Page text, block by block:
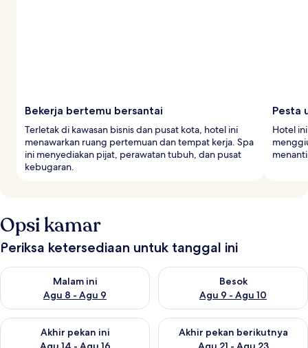
Bekerja bertemu bersantai
Terletak di kawasan bisnis dan pusat kota, hotel ini
menawarkan ruang pertemuan dan tempat kerja. Spa
ini menyediakan pijat, perawatan tubuh, dan pusat
kebugaran.
Pesta
Hotel
Opsi kamar
Periksa ketersediaan untuk tanggal ini
Malam ini
Agu 8 - Agu 9
Periksa ketersediaan untuk malam ini Agu 8 - Agu 9
Besok
Agu 9 - Agu 10
Periksa ketersediaan untuk
Akhir pekan ini
Periksa ketersediaan untuk akhir pekan ini Agu 14 - Agu 16
Akhir pekan berikutnya
Periksa ketersediaan untuk